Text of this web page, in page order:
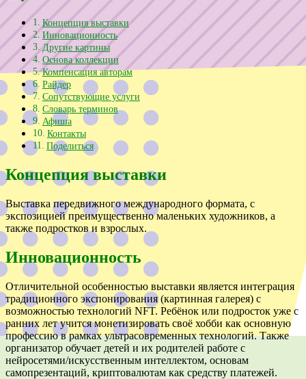
Концепция выставки
Инновационность
Другие картины
Основа коллекции
Компенсация авторам
Райдер
Сопутствующие услуги
Словарь терминов
Афиша
Контакты
Поделиться
Концепция выставки
Выставка передвижного международного формата, с
экспозицией преимущественно маленьких художников, а
также подростков и взрослых.
Инновационность
Отличительной особенностью выставки является интеграция
традиционного экспонирования (картинная галерея) с
возможностью технологий NFT. Ребёнок или подросток уже с
ранних лет учится монетизировать своё хобби как основную
профессию в рамках ультрасовременных технологий. Также
организатор обучает детей и их родителей работе с
нейросетями/искусственным интеллектом, основам
самопрезентаций, криптовалютам как средству платежей.